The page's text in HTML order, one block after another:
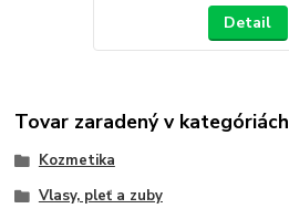
Detail
Tovar zaradený v kategóriách
Kozmetika
Vlasy, pleť a zuby